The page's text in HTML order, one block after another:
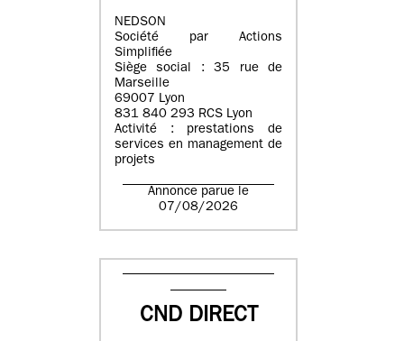
NEDSON
Société par Actions
Simplifiée
Siège social : 35 rue de
Marseille
69007 Lyon
831 840 293 RCS Lyon
Activité : prestations de
services en management de
projets
Annonce parue le
07/08/2026
CND DIRECT